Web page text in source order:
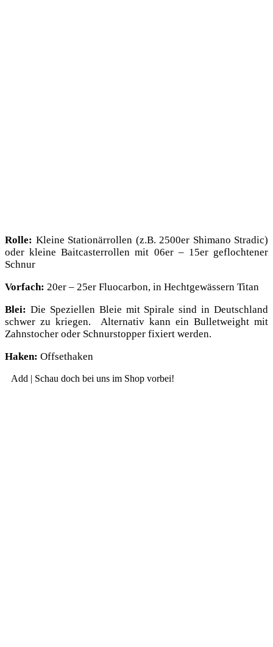
Rol­le: Klei­ne Sta­tio­när­rol­len (z.B. 2500er Shi­ma­no Stra­dic)
oder klei­ne Bait­cas­ter­rol­len mit 06er – 15er gefloch­te­ner
Schnur
Vor­fach: 20er – 25er Flu­o­car­bon, in Hecht­ge­wäs­sern Titan
Blei: Die Spe­zi­el­len Bleie mit Spi­ra­le sind in Deutsch­land
schwer zu krie­gen. Alter­na­tiv kann ein Bul­let­weight mit
Zahn­sto­cher oder Schnur­stop­per fixiert werden.
Haken: Off­s­et­ha­ken
Add | Schau doch bei uns im Shop vorbei!